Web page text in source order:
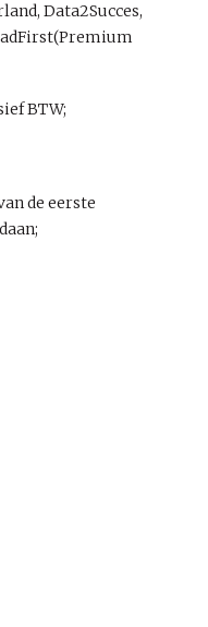
Data2Succes,
BTW;
de eerste